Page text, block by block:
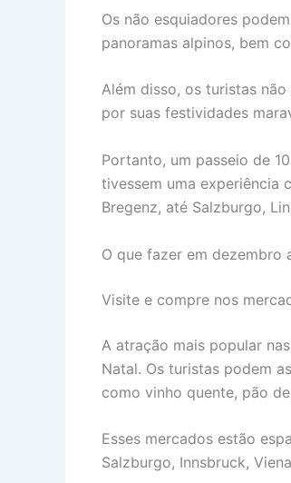
Os não esquiadores
panoramas alpinos, bem
Além disso, os turistas
por suas festividades
Portanto, um passeio de
tivessem uma experiência
Bregenz, até Salzburgo,
O que fazer em dezembro
Visite e compre nos
A atração mais popular
Natal. Os turistas podem
como vinho quente, pão
Esses mercados estão
Salzburgo, Innsbruck,